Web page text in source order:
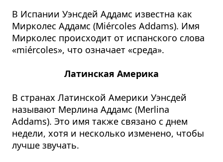
В Испании Уэнсдей Аддамс известна как
Мирколес Аддамс (Miércoles Addams). Имя
Мирколес происходит от испанского слова
«miércoles», что означает «среда».
Латинская Америка
В странах Латинской Америки Уэнсдей
называют Мерлина Аддамс (Merlina
Addams). Это имя также связано с днем
недели, хотя и несколько изменено, чтобы
лучше звучать.